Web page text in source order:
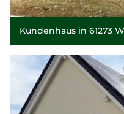
Kundenhaus in 61273